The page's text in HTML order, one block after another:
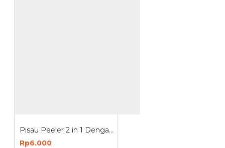
Pisau Peeler 2 in 1 Dengan Penutup Serutan Pengupas Buah Sayur Travel Portable
Rp6.000